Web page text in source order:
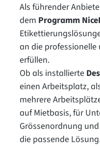
Als führender
dem Programm
an die
erfüllen.
Ob als installierte
einen Arbeitsplatz,
mehrere
auf Mietbasis, für
Grössenordnung
die passende